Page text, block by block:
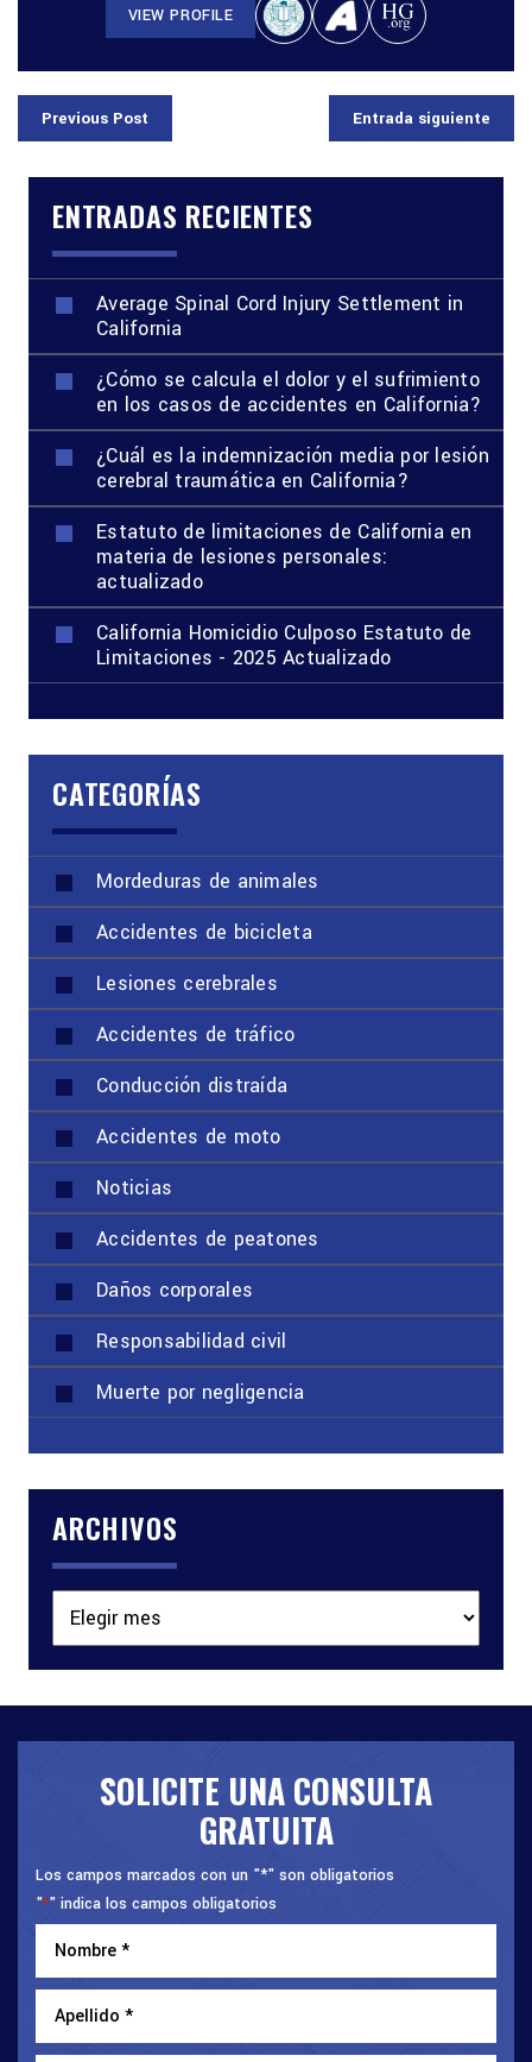
VIEW PROFILE
Previous Post Entrada siguiente
ENTRADAS RECIENTES
Average Spinal Cord Injury Settlement in
California
¿Cómo se calcula el dolor y el sufrimiento
en los casos de accidentes en California?
¿Cuál es la indemnización media por lesión
cerebral traumática en California?
Estatuto de limitaciones de California en
materia de lesiones personales:
actualizado
California Homicidio Culposo Estatuto de
Limitaciones - 2025 Actualizado
CATEGORÍAS
Mordeduras de animales
Accidentes de bicicleta
Lesiones cerebrales
Accidentes de tráfico
Conducción distraída
Accidentes de moto
Noticias
Accidentes de peatones
Daños corporales
Responsabilidad civil
Muerte por negligencia
ARCHIVOS
SOLICITE UNA CONSULTA
GRATUITA
Los campos marcados con un "*" son obligatorios
"*" indica los campos obligatorios